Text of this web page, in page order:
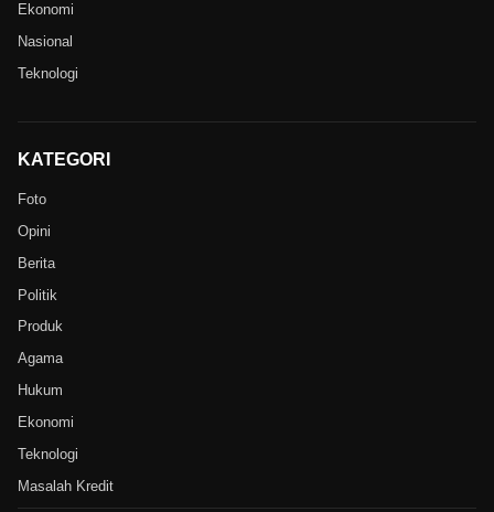
Ekonomi
Nasional
Teknologi
KATEGORI
Foto
Opini
Berita
Politik
Produk
Agama
Hukum
Ekonomi
Teknologi
Masalah Kredit